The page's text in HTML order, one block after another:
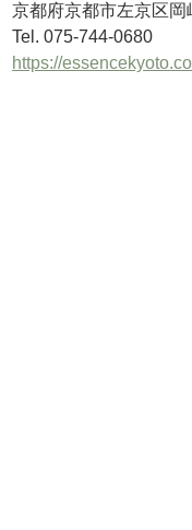
京都府京都市左京区
Tel. 075-744-0680
https://